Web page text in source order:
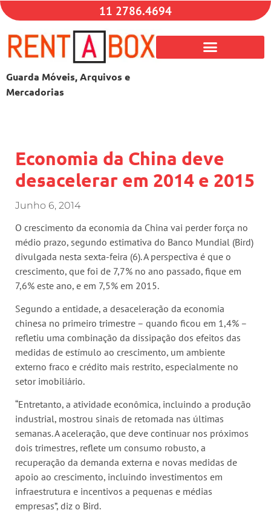
11 2786.4694
Guarda Móveis, Arquivos e
Mercadorias
Economia da China deve
desacelerar em 2014 e 2015
Junho 6, 2014
O crescimento da economia da China vai perder força no
médio prazo, segundo estimativa do Banco Mundial (Bird)
divulgada nesta sexta-feira (6). A perspectiva é que o
crescimento, que foi de 7,7% no ano passado, fique em
7,6% este ano, e em 7,5% em 2015.
Segundo a entidade, a desaceleração da economia
chinesa no primeiro trimestre – quando ficou em 1,4% –
refletiu uma combinação da dissipação dos efeitos das
medidas de estímulo ao crescimento, um ambiente
externo fraco e crédito mais restrito, especialmente no
setor imobiliário.
“Entretanto, a atividade econômica, incluindo a produção
industrial, mostrou sinais de retomada nas últimas
semanas. A aceleração, que deve continuar nos próximos
dois trimestres, reflete um consumo robusto, a
recuperação da demanda externa e novas medidas de
apoio ao crescimento, incluindo investimentos em
infraestrutura e incentivos a pequenas e médias
empresas”, diz o Bird.